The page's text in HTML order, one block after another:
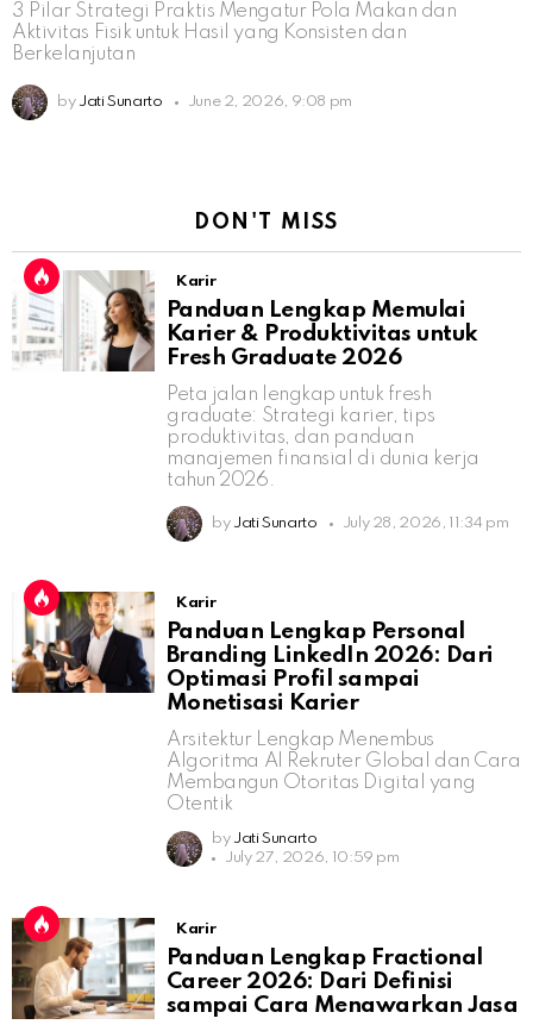
3 Pilar Strategi Praktis Mengatur Pola Makan dan
Aktivitas Fisik untuk Hasil yang Konsisten dan
Berkelanjutan
by Jati Sunarto June 2, 2026, 9:08 pm
DON'T MISS
Karir
Panduan Lengkap Memulai
Karier & Produktivitas untuk
Fresh Graduate 2026
Peta jalan lengkap untuk fresh
graduate: Strategi karier, tips
produktivitas, dan panduan
manajemen finansial di dunia kerja
tahun 2026.
by Jati Sunarto July 28, 2026, 11:34 pm
Karir
Panduan Lengkap Personal
Branding LinkedIn 2026: Dari
Optimasi Profil sampai
Monetisasi Karier
Arsitektur Lengkap Menembus
Algoritma AI Rekruter Global dan Cara
Membangun Otoritas Digital yang
Otentik
by Jati Sunarto
July 27, 2026, 10:59 pm
Karir
Panduan Lengkap Fractional
Career 2026: Dari Definisi
sampai Cara Menawarkan Jasa